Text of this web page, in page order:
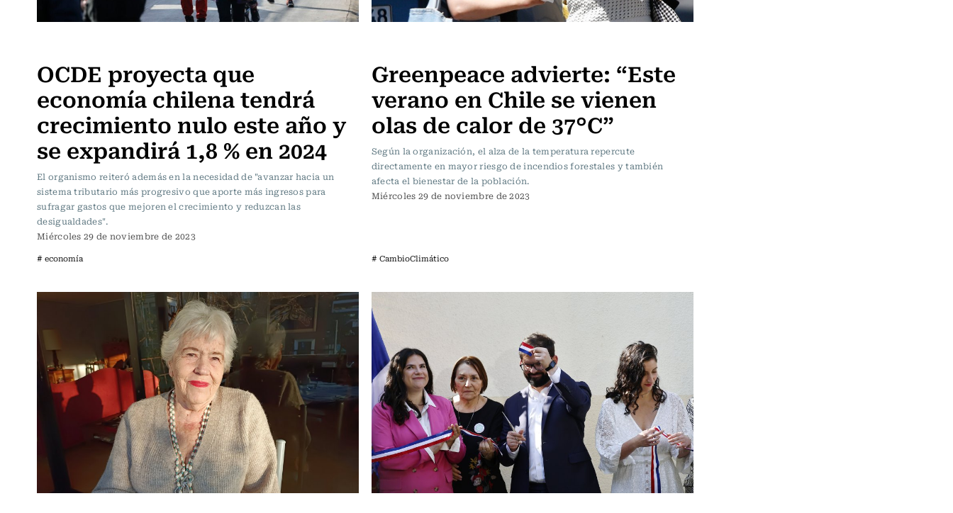
OCDE proyecta que
economía chilena tendrá
crecimiento nulo este año y
se expandirá 1,8 % en 2024
El organismo reiteró además en la necesidad de "avanzar hacia un
sistema tributario más progresivo que aporte más ingresos para
sufragar gastos que mejoren el crecimiento y reduzcan las
desigualdades".
Miércoles 29 de noviembre de 2023
# economía
Greenpeace advierte: “Este
verano en Chile se vienen
olas de calor de 37°C”
Según la organización, el alza de la temperatura repercute
directamente en mayor riesgo de incendios forestales y también
afecta el bienestar de la población.
Miércoles 29 de noviembre de 2023
# CambioClimático